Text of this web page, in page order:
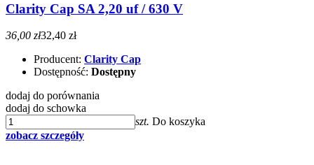
Clarity Cap SA 2,20 uf / 630 V
36,00 zł32,40 zł
Producent: Clarity Cap
Dostępność: Dostępny
dodaj do porównania
dodaj do schowka
szt. Do koszyka
zobacz szczegóły